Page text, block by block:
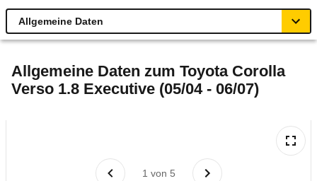
Allgemeine Daten
Technische Daten
Laufende Kosten
Allgemeine Daten zum Toyota Corolla
Verso 1.8 Executive (05/04 - 06/07)
1 von 5